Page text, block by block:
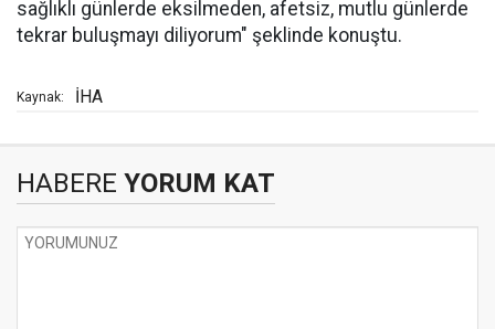
sağlıklı günlerde eksilmeden, afetsiz, mutlu günlerde
tekrar buluşmayı diliyorum" şeklinde konuştu.
Kaynak: İHA
HABERE YORUM KAT